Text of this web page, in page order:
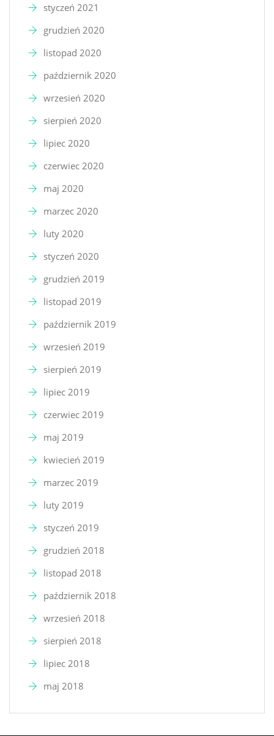
styczeń 2021
grudzień 2020
listopad 2020
październik 2020
wrzesień 2020
sierpień 2020
lipiec 2020
czerwiec 2020
maj 2020
marzec 2020
luty 2020
styczeń 2020
grudzień 2019
listopad 2019
październik 2019
wrzesień 2019
sierpień 2019
lipiec 2019
czerwiec 2019
maj 2019
kwiecień 2019
marzec 2019
luty 2019
styczeń 2019
grudzień 2018
listopad 2018
październik 2018
wrzesień 2018
sierpień 2018
lipiec 2018
maj 2018